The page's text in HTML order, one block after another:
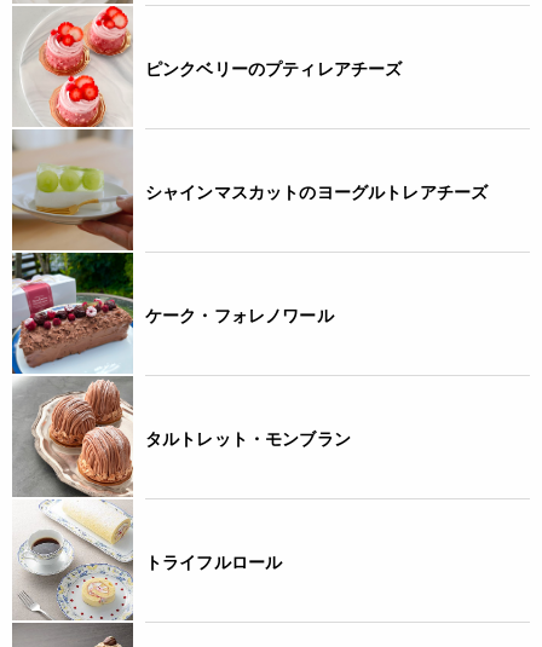
ピンクベリーのプティレアチーズ
シャインマスカットのヨーグルトレアチーズ
ケーク・フォレノワール
タルトレット・モンブラン
トライフルロール